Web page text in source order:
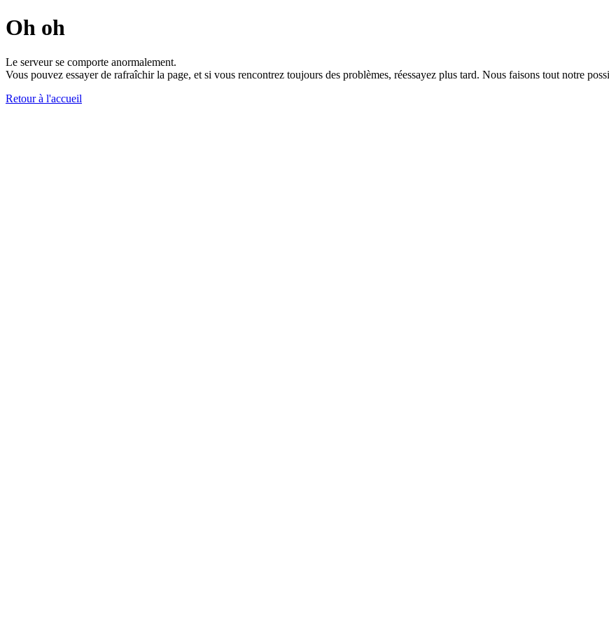
Oh oh
Le serveur se comporte anormalement.
Vous pouvez essayer de rafraîchir la page, et si vous rencontrez toujours des problèmes, réessayez plus tard. Nous faisons tout notre
Retour à l'accueil